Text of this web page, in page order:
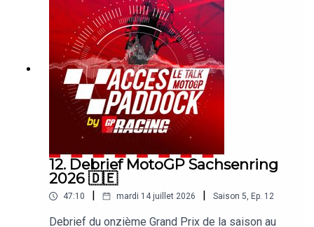
12. Debrief MotoGP Sachsenring
2026 🇩🇪
47:10 | mardi 14 juillet 2026 | Saison 5, Ep. 12
Debrief du onzième Grand Prix de la saison au